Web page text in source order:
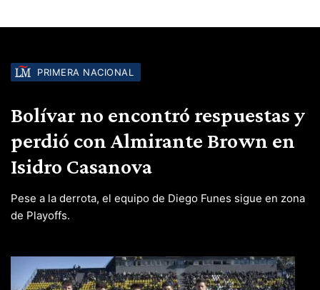
PRIMERA NACIONAL
Bolívar no encontró respuestas y
perdió con Almirante Brown en
Isidro Casanova
Pese a la derrota, el equipo de Diego Funes sigue en zona
de Playoffs.